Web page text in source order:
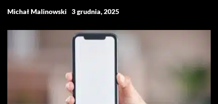
Michał Malinowski 3 grudnia, 2025